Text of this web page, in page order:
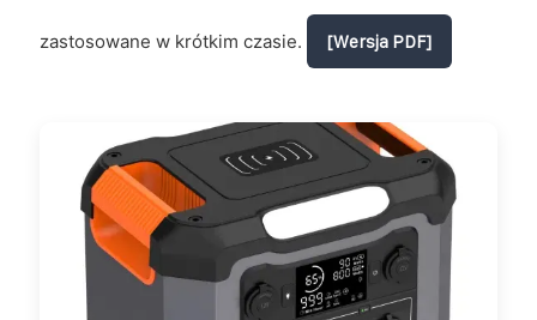
zastosowane w krótkim czasie. [Wersja PDF]